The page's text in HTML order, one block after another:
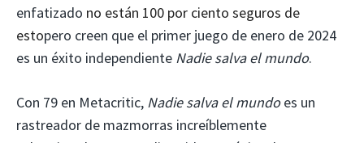
enfatizado no están 100 por ciento seguros de
estopero creen que el primer juego de enero de 2024
es un éxito independiente Nadie salva el mundo.
Con 79 en Metacritic, Nadie salva el mundoes un
rastreador de mazmorras increíblemente